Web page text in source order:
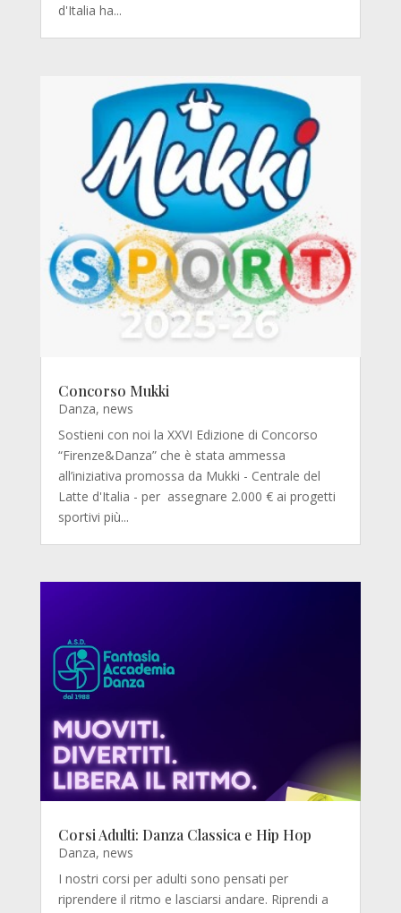
d'Italia ha...
Concorso Mukki
Danza, news
Sostieni con noi la XXVI Edizione di Concorso
“Firenze&Danza” che è stata ammessa
all’iniziativa promossa da Mukki - Centrale del
Latte d'Italia - per assegnare 2.000 € ai progetti
sportivi più...
Corsi Adulti: Danza Classica e Hip Hop
Danza, news
I nostri corsi per adulti sono pensati per
riprendere il ritmo e lasciarsi andare. Riprendi a